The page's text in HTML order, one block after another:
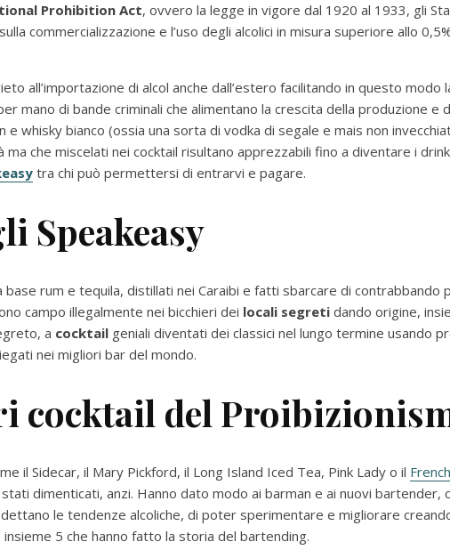
Prohibition Act, ovvero la legge in vigore dal 1920 al 1933, gli
commercializzazione e l’uso degli alcolici in misura superiore allo
all’importazione di alcol anche dall’estero facilitando in questo modo
mano di bande criminali che alimentano la crescita della produzione e
whisky bianco (ossia una sorta di vodka di segale e mais non
che miscelati nei cocktail risultano apprezzabili fino a diventare i
tra chi può permettersi di entrarvi e pagare.
Speakeasy
base rum e tequila, distillati nei Caraibi e fatti sbarcare di contrabbando
campo illegalmente nei bicchieri dei locali segreti dando origine,
a cocktail geniali diventati dei classici nel lungo termine usando
nei migliori bar del mondo.
cocktail del
il Sidecar, il Mary Pickford, il Long Island Iced Tea, Pink Lady o il
dimenticati, anzi. Hanno dato modo ai barman e ai nuovi bartender,
le tendenze alcoliche, di poter sperimentare e migliorare
insieme 5 che hanno fatto la storia del bartending.